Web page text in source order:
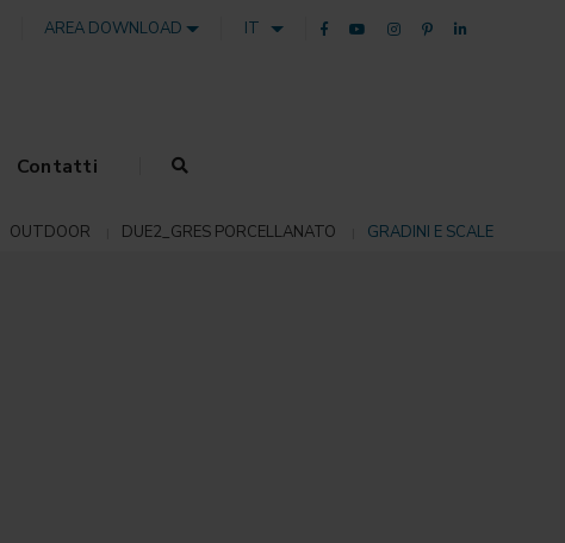
AREA DOWNLOAD IT
Contatti
OUTDOOR DUE2_GRES PORCELLANATO GRADINI E SCALE